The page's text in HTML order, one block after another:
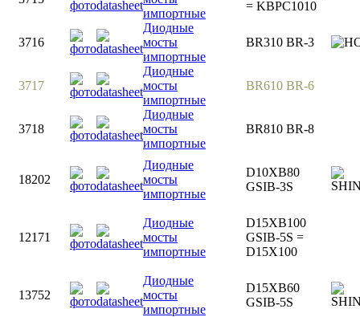
импортные
= KBPC1010
3716
Диодные
мосты
импортные
BR310 BR-3
3717
Диодные
мосты
импортные
BR610 BR-6
3718
Диодные
мосты
импортные
BR810 BR-8
18202
Диодные
мосты
импортные
D10XB80
GSIB-3S
12171
Диодные
мосты
импортные
D15XB100
GSIB-5S =
D15X100
13752
Диодные
мосты
импортные
D15XB60
GSIB-5S